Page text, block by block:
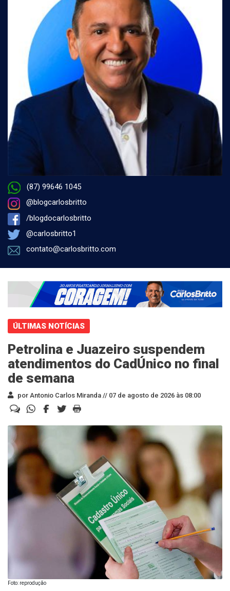
(87) 99646 1045
@blogcarlosbritto
/blogdocarlosbritto
@carlosbritto1
contato@carlosbritto.com
ÚLTIMAS NOTÍCIAS
Petrolina e Juazeiro suspendem
atendimentos do CadÚnico no final
de semana
por Antonio Carlos Miranda // 07 de agosto de 2026 às 08:00
Foto: reprodução